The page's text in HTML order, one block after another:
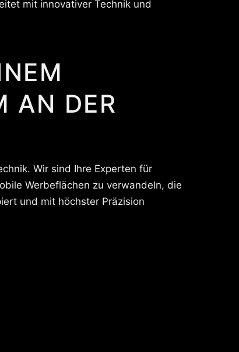
mit innovativer Technik und
AN DER
Wir sind Ihre Experten für
Werbeflächen zu verwandeln, die
und mit höchster Präzision